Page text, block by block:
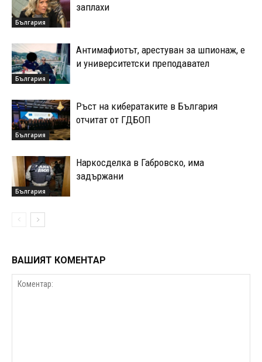
България
заплахи
България
Антимафиотът, арестуван за шпионаж, е
и университетски преподавател
България
Ръст на кибератаките в България
отчитат от ГДБОП
България
Наркосделка в Габровско, има
задържани
ВАШИЯТ КОМЕНТАР